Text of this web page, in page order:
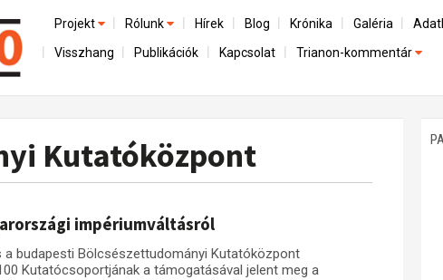
Projekt
Előzmények
Az összeomlás és a magyar társadalom
A békerendszer megszilárdulása
Utókor és emlékezet
Rólunk
A kutatócsoport működéséről
Hírek Blog Krónika Galéria
Visszhang Publikációk Kapcsolat Trianon-kommentár
Kutatóközpont
impériumváltásról
budapesti Bölcsészettudományi Kutatóközpont
Kutatócsoportjának a támogatásával jelent meg a